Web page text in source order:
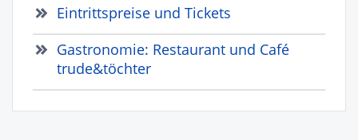
Eintrittspreise und Tickets
Gastronomie: Restaurant und Café
trude&töchter